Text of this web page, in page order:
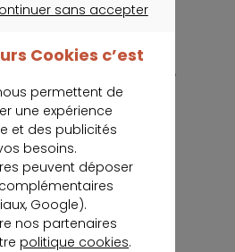
dans votre poche
: préparez-les, suivez-les,
Découvrir
sans accepter
Cookies c’est
permettent de
une expérience
et des publicités
besoins.
peuvent déposer
Google).
nos partenaires
politique cookies.